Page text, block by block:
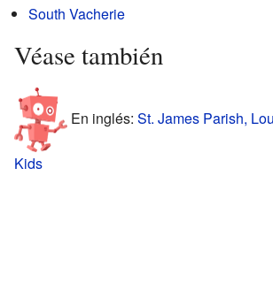
South Vacherie
Véase también
En inglés: St. James Parish,
Kids